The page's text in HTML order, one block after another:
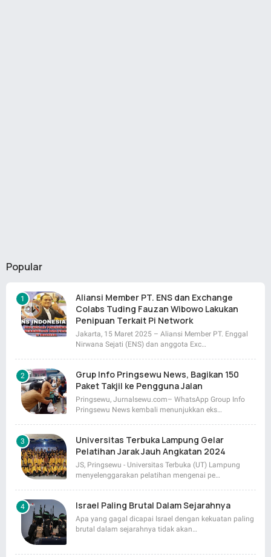
Popular
Aliansi Member PT. ENS dan Exchange
Colabs Tuding Fauzan Wibowo Lakukan
Penipuan Terkait Pi Network
Jakarta, 15 Maret 2025 – Aliansi Member PT. Enggal
Nirwana Sejati (ENS) dan anggota Exc…
Grup Info Pringsewu News, Bagikan 150
Paket Takjil ke Pengguna Jalan
Pringsewu, Jurnalsewu.com– WhatsApp Group Info
Pringsewu News kembali menunjukkan eks…
Universitas Terbuka Lampung Gelar
Pelatihan Jarak Jauh Angkatan 2024
JS, Pringsewu - Universitas Terbuka (UT) Lampung
menyelenggarakan pelatihan mengenai pe…
Israel Paling Brutal Dalam Sejarahnya
Apa yang gagal dicapai Israel dengan kekuatan paling
brutal dalam sejarahnya tidak akan…